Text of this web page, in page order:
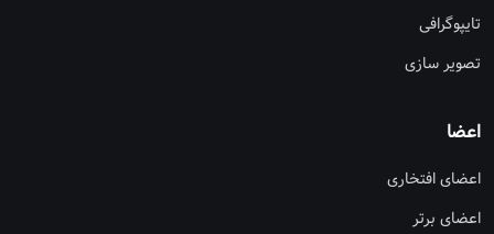
تایپوگرافی
تصویر سازی
اعضا
اعضای افتخاری
اعضای برتر